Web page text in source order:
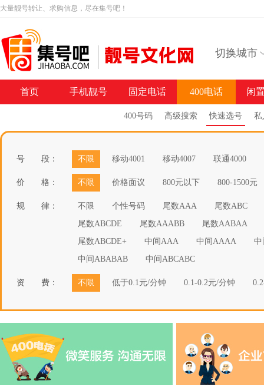
大量靓号转让、求购信息，尽在集号吧！
切换城市
首页 手机靓号 固定电话 400电话
400号码 高级搜索 快速选号 私
闲
号 段： 不限 移动4001 移动4007 联通4000
价 格： 不限 价格面议 800元以下 800-1500元
规 律： 不限 个性号码 尾数AAA
尾数ABC
尾数ABCDE
尾数AAABB
尾数AABAA
尾数ABCDE+
中间AAA 中间AAAA
中
中间ABABAB
中间ABCABC
资 费： 不限 低于0.1元/分钟 0.1-0.2元/分钟